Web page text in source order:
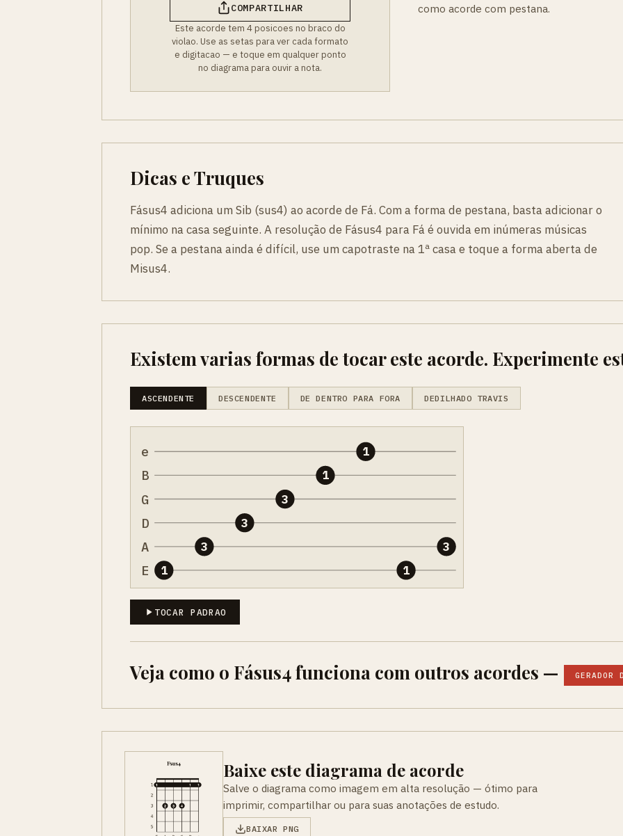
COMPARTILHAR
Este acorde tem 4 posicoes no braco do
violao. Use as setas para ver cada formato
e digitacao — e toque em qualquer ponto
no diagrama para ouvir a nota.
como acorde com pestana.
Dicas e Truques
Fásus4 adiciona um Sib (sus4) ao acorde de Fá. Com a forma de pestana, basta adicionar o
mínimo na casa seguinte. A resolução de Fásus4 para Fá é ouvida em inúmeras músicas
pop. Se a pestana ainda é difícil, use um capotraste na 1ª casa e toque a forma aberta de
Misus4.
Existem varias formas de tocar este acorde. Experimente
ASCENDENTE DESCENDENTE DE DENTRO PARA FORA DEDILHADO TRAVIS
e
B
G
D
A
E 1
3
3
3
1
1
1
3
TOCAR PADRAO
Veja como o Fásus4 funciona com outros acordes — GERADOR
Baixe este diagrama de acorde
Salve o diagrama como imagem em alta resolução — ótimo para
imprimir, compartilhar ou para suas anotações de estudo.
BAIXAR PNG